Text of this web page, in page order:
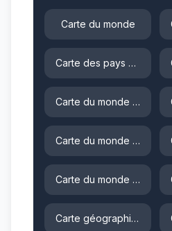
Carte du monde
Carte des pays du monde
Carte du monde 3D
Carte du monde pour enfant
Carte du monde arabe
Carte géographie du monde